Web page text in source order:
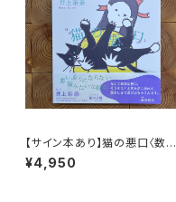
【サイン本あり】猫の悪口〈数量
限定・オリジナルトート付き〉
¥4,950